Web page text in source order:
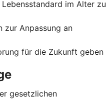
im Alter zu
zur Anpassung an
für die Zukunft geben
gesetzlichen